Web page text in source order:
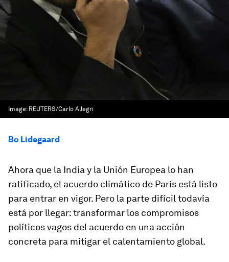
Image: REUTERS/Carlo Allegri
Bo Lidegaard
Ahora que la India y la Unión Europea lo han
ratificado, el acuerdo climático de París está listo
para entrar en vigor. Pero la parte difícil todavía
está por llegar: transformar los compromisos
políticos vagos del acuerdo en una acción
concreta para mitigar el calentamiento global.